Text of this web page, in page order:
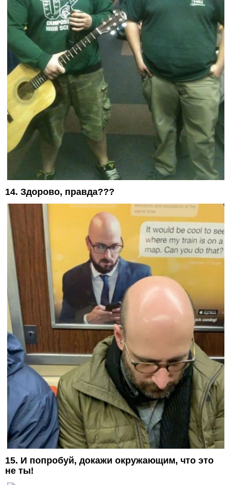
14. Здорово, правда???
15. И попробуй, докажи окружающим, что это
не ты!